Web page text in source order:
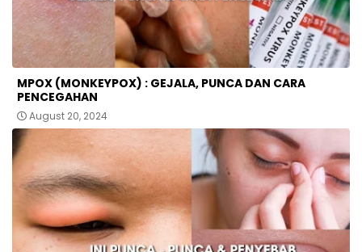
MPOX (MONKEYPOX) : GEJALA, PUNCA DAN CARA
PENCEGAHAN
August 20, 2024